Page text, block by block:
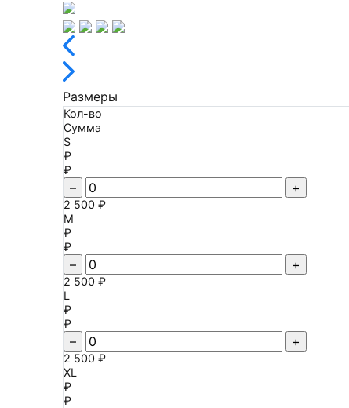
Размеры
Кол-во
Сумма
S
₽
₽
– +
2 500 ₽
M
₽
₽
– +
2 500 ₽
L
₽
₽
– +
2 500 ₽
XL
₽
₽